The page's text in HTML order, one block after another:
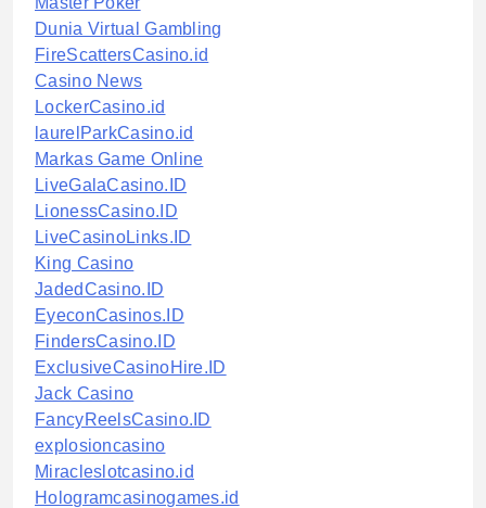
Dunia Virtual Gambling
FireScattersCasino.id
Casino News
LockerCasino.id
laurelParkCasino.id
Markas Game Online
LiveGalaCasino.ID
LionessCasino.ID
LiveCasinoLinks.ID
King Casino
JadedCasino.ID
EyeconCasinos.ID
FindersCasino.ID
ExclusiveCasinoHire.ID
Jack Casino
FancyReelsCasino.ID
explosioncasino
Miracleslotcasino.id
Hologramcasinogames.id